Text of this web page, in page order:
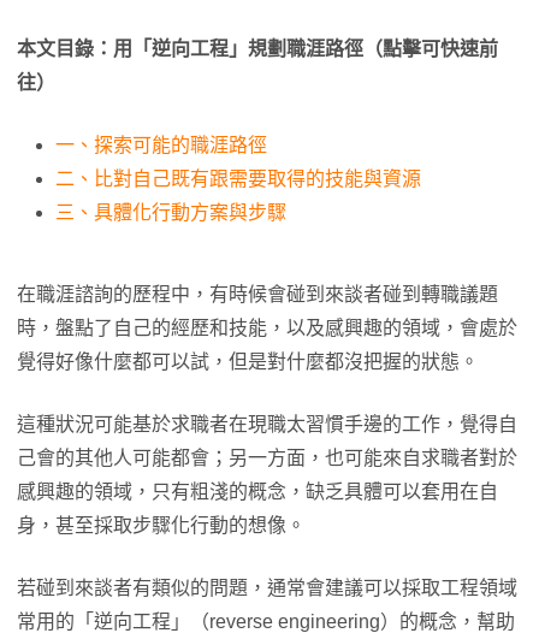
本文目錄：用「逆向工程」規劃職涯路徑（點擊可快速前
往）
一、探索可能的職涯路徑
二、比對自己既有跟需要取得的技能與資源
三、具體化行動方案與步驟
在職涯諮詢的歷程中，有時候會碰到來談者碰到轉職議題
時，盤點了自己的經歷和技能，以及感興趣的領域，會處於
覺得好像什麼都可以試，但是對什麼都沒把握的狀態。
這種狀況可能基於求職者在現職太習慣手邊的工作，覺得自
己會的其他人可能都會；另一方面，也可能來自求職者對於
感興趣的領域，只有粗淺的概念，缺乏具體可以套用在自
身，甚至採取步驟化行動的想像。
若碰到來談者有類似的問題，通常會建議可以採取工程領域
常用的「逆向工程」（reverse engineering）的概念，幫助